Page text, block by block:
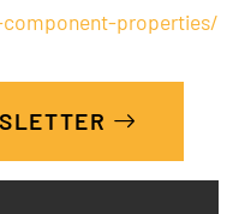
properties/